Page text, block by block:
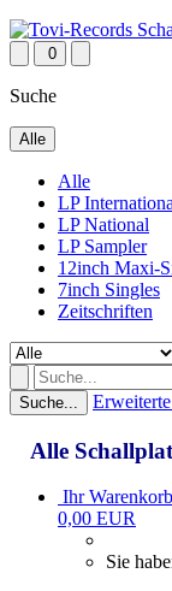
0
Suche
Alle
Alle
LP
LP National
LP Sampler
12inch Maxi-
7inch Singles
Zeitschriften
Suche...
Alle
Ihr Warenkorb
0,00 EUR
Sie